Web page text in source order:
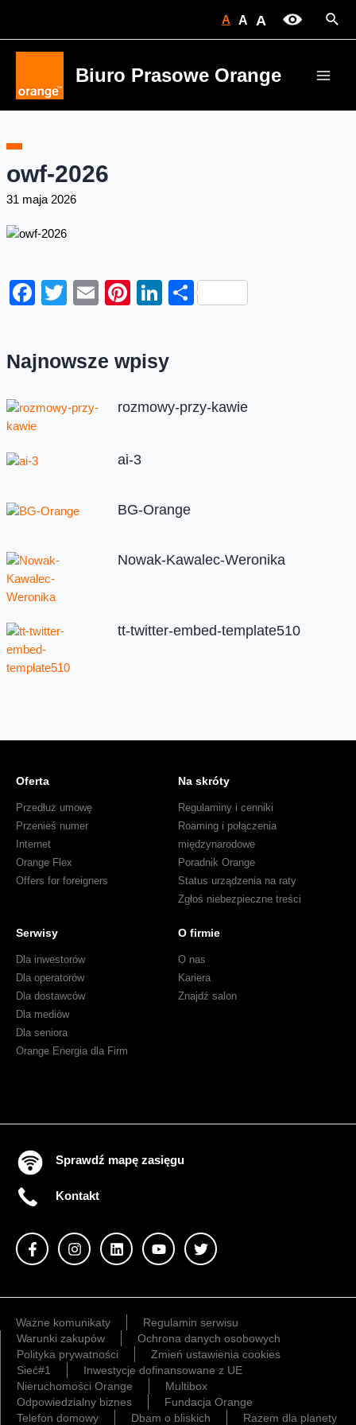
A A A
Biuro Prasowe Orange
owf-2026
31 maja 2026
Facebook
Twitter
EmailPinterest
LinkedIn
Share
Najnowsze wpisy
rozmowy-przy-kawie
ai-3
BG-Orange
Nowak-Kawalec-Weronika
tt-twitter-embed-template510
Oferta
Przedłuż umowę
Przenieś numer
Internet
Orange Flex
Offers for foreigners
Na skróty
Regulaminy i cenniki
Roaming i połączenia
międzynarodowe
Poradnik Orange
Status urządzenia na raty
Zgłoś niebezpieczne treści
Serwisy
Dla inwestorów
Dla operatorów
Dla dostawców
Dla mediów
Dla seniora
Orange Energia dla Firm
O firmie
O nas
Kariera
Znajdź salon
Sprawdź mapę zasięgu
Kontakt
Ważne komunikaty
Regulamin serwisu
Warunki zakupów
Ochrona danych osobowych
Polityka prywatności
Zmień ustawienia cookies
Sieć#1
Inwestycje dofinansowane z UE
Nieruchomości Orange
Multibox
Odpowiedzialny biznes
Fundacja Orange
Telefon domowy
Dbam o bliskich Razem dla planety